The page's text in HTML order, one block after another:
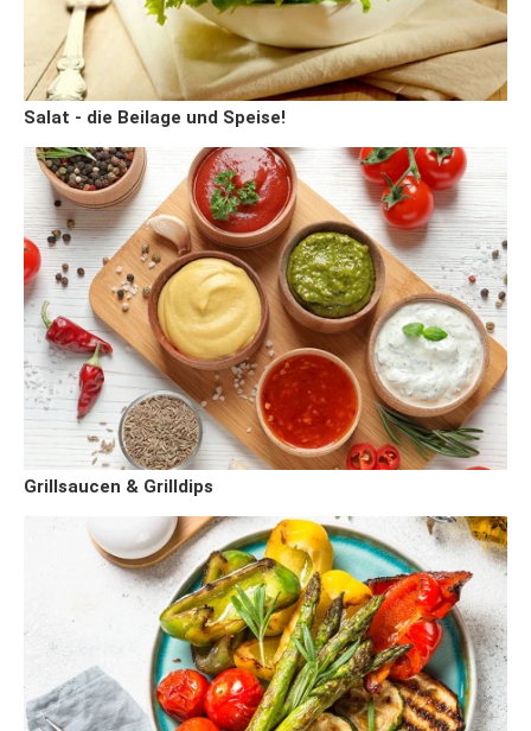
Salat - die Beilage und Speise!
Grillsaucen & Grilldips